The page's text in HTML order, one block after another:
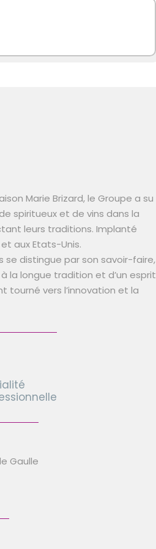
Marie Brizard, le Groupe a su
spiritueux et de vins dans la
leurs traditions. Implanté
aux Etats-Unis.
se distingue par son savoir-faire,
la longue tradition et d’un esprit
tourné vers l’innovation et la
Gaulle